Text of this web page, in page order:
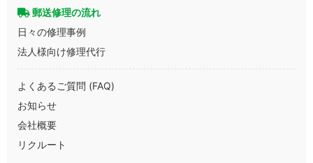
郵送修理の流れ
日々の修理事例
法人様向け修理代行
よくあるご質問 (FAQ)
お知らせ
会社概要
リクルート